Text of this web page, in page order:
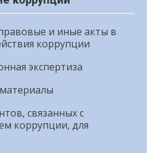
и иные акты в
коррупции
экспертиза
связанных с
коррупции, для